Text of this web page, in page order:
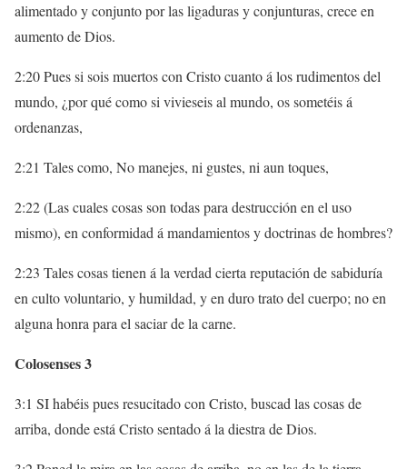
alimentado y conjunto por las ligaduras y conjunturas, crece en
aumento de Dios.
2:20 Pues si sois muertos con Cristo cuanto á los rudimentos del
mundo, ¿por qué como si vivieseis al mundo, os sometéis á
ordenanzas,
2:21 Tales como, No manejes, ni gustes, ni aun toques,
2:22 (Las cuales cosas son todas para destrucción en el uso
mismo), en conformidad á mandamientos y doctrinas de hombres?
2:23 Tales cosas tienen á la verdad cierta reputación de sabiduría
en culto voluntario, y humildad, y en duro trato del cuerpo; no en
alguna honra para el saciar de la carne.
Colosenses 3
3:1 SI habéis pues resucitado con Cristo, buscad las cosas de
arriba, donde está Cristo sentado á la diestra de Dios.